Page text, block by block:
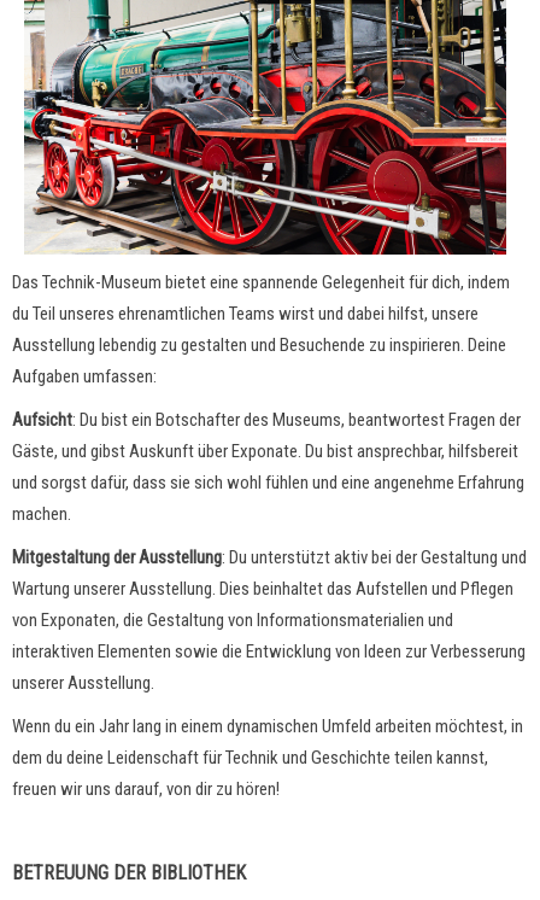
Das Technik-Museum bietet eine spannende Gelegenheit für dich, indem
du Teil unseres ehrenamtlichen Teams wirst und dabei hilfst, unsere
Ausstellung lebendig zu gestalten und Besuchende zu inspirieren. Deine
Aufgaben umfassen:
Aufsicht: Du bist ein Botschafter des Museums, beantwortest Fragen der
Gäste, und gibst Auskunft über Exponate. Du bist ansprechbar, hilfsbereit
und sorgst dafür, dass sie sich wohl fühlen und eine angenehme Erfahrung
machen.
Mitgestaltung der Ausstellung: Du unterstützt aktiv bei der Gestaltung und
Wartung unserer Ausstellung. Dies beinhaltet das Aufstellen und Pflegen
von Exponaten, die Gestaltung von Informationsmaterialien und
interaktiven Elementen sowie die Entwicklung von Ideen zur Verbesserung
unserer Ausstellung.
Wenn du ein Jahr lang in einem dynamischen Umfeld arbeiten möchtest, in
dem du deine Leidenschaft für Technik und Geschichte teilen kannst,
freuen wir uns darauf, von dir zu hören!
BETREUUNG DER BIBLIOTHEK